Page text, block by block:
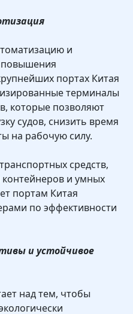
и
повышения
портах Китая
терминалы
которые позволяют
судов, снизить время
на рабочую силу.
средств,
и умных
портам Китая
по эффективности
и устойчивое
над тем, чтобы